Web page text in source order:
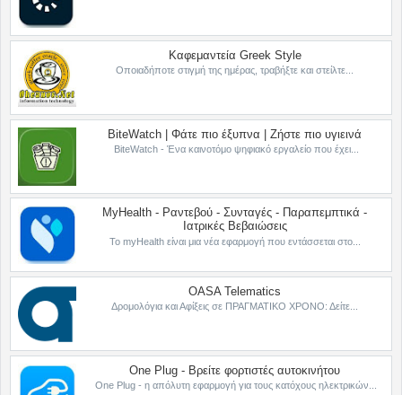
Καφεμαντεία Greek Style
Οποιαδήποτε στιγμή της ημέρας, τραβήξτε και στείλτε...
BiteWatch | Φάτε πιο έξυπνα | Ζήστε πιο υγιεινά
BiteWatch - Ένα καινοτόμο ψηφιακό εργαλείο που έχει...
MyHealth - Ραντεβού - Συνταγές - Παραπεμπτικά -
Ιατρικές Βεβαιώσεις
Το myHealth είναι μια νέα εφαρμογή που εντάσσεται στο...
OASA Telematics
Δρομολόγια και Αφίξεις σε ΠΡΑΓΜΑΤΙΚΟ ΧΡΟΝΟ: Δείτε...
One Plug - Βρείτε φορτιστές αυτοκινήτου
One Plug - η απόλυτη εφαρμογή για τους κατόχους ηλεκτρικών...